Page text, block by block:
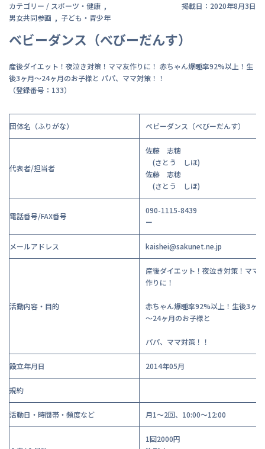
カテゴリー / スポーツ・健康
男女共同参画
子ども・青少年
掲載日：2020年8月3日
ベビーダンス（べびーだんす）
産後ダイエット！夜泣き対策！ママ友作りに！ 赤ちゃん爆睡率92%以上！生
後3ヶ月～24ヶ月のお子様と パパ、ママ対策！！
（登録番号：133）
団体名（ふりがな） ベビーダンス（べびーだんす）
代表者/担当者
佐藤 志穂
(さとう しほ)
佐藤 志穂
(さとう しほ)
電話番号/FAX番号
090-1115-8439
ー
メールアドレス kaishei@sakunet.ne.jp
活動内容・目的
産後ダイエット！夜泣き対策！ママ
作りに！
赤ちゃん爆睡率92%以上！生後3ヶ月
～24ヶ月のお子様と
パパ、ママ対策！！
設立年月日 2014年05月
規約
活動日・時間帯・頻度など 月1～2回、10:00～12:00
1回2000円